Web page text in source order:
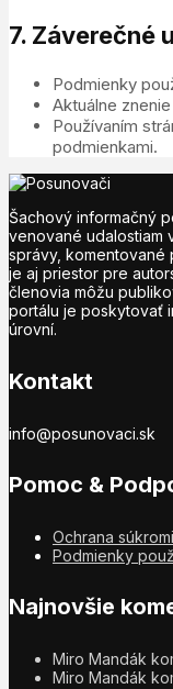
7. Záverečné
Podmienky
Aktuálne
Používaním
podmienkami.
Šachový informačný
venované udalostiam
správy, komentované
je aj priestor pre
členovia môžu
portálu je poskytovať
úrovní.
Kontakt
info@posunovaci.sk
Pomoc &
Ochrana
Podmienky
Najnovšie
Miro Mandák
Miro Mandák